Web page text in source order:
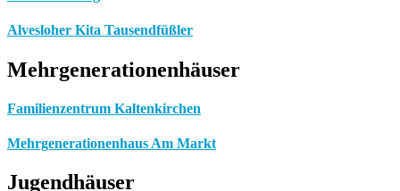
Alvesloher Kita Tausendfüßler
Mehrgenerationenhäuser
Familienzentrum Kaltenkirchen
Mehrgenerationenhaus Am Markt
Jugendhäuser